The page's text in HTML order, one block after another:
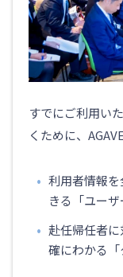
すでにご利用い
くために、
利用者情報
きる「ユーザ
赴任帰任者
確にわかる「